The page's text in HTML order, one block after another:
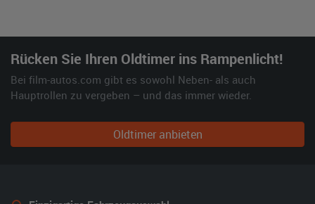
Rücken Sie Ihren Oldtimer ins Rampenlicht!
Bei film-autos.com gibt es sowohl Neben- als auch
Hauptrollen zu vergeben – und das immer wieder.
Oldtimer anbieten